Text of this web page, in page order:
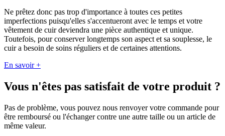
Ne prêtez donc pas trop d'importance à toutes ces petites
imperfections puisqu'elles s'accentueront avec le temps et votre
vêtement de cuir deviendra une pièce authentique et unique.
Toutefois, pour conserver longtemps son aspect et sa souplesse, le
cuir a besoin de soins réguliers et de certaines attentions.
En savoir +
Vous n'êtes pas satisfait de votre produit ?
Pas de problème, vous pouvez nous renvoyer votre commande pour
être remboursé ou l'échanger contre une autre taille ou un article de
même valeur.